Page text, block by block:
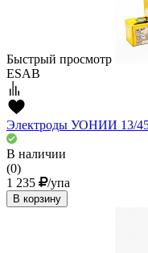
Быстрый просмотр
ESAB
Электроды УОНИИ 13/
В наличии
(0)
1 235
/упа
В корзину